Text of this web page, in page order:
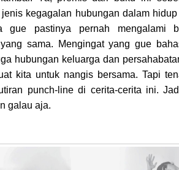
kegagalan hubungan dalam
gue pastinya pernah mengalami
sama. Mengingat yang gue
hubungan keluarga dan
kita untuk nangis bersama. Tapi
punch-line di cerita-cerita ini.
galau aja.